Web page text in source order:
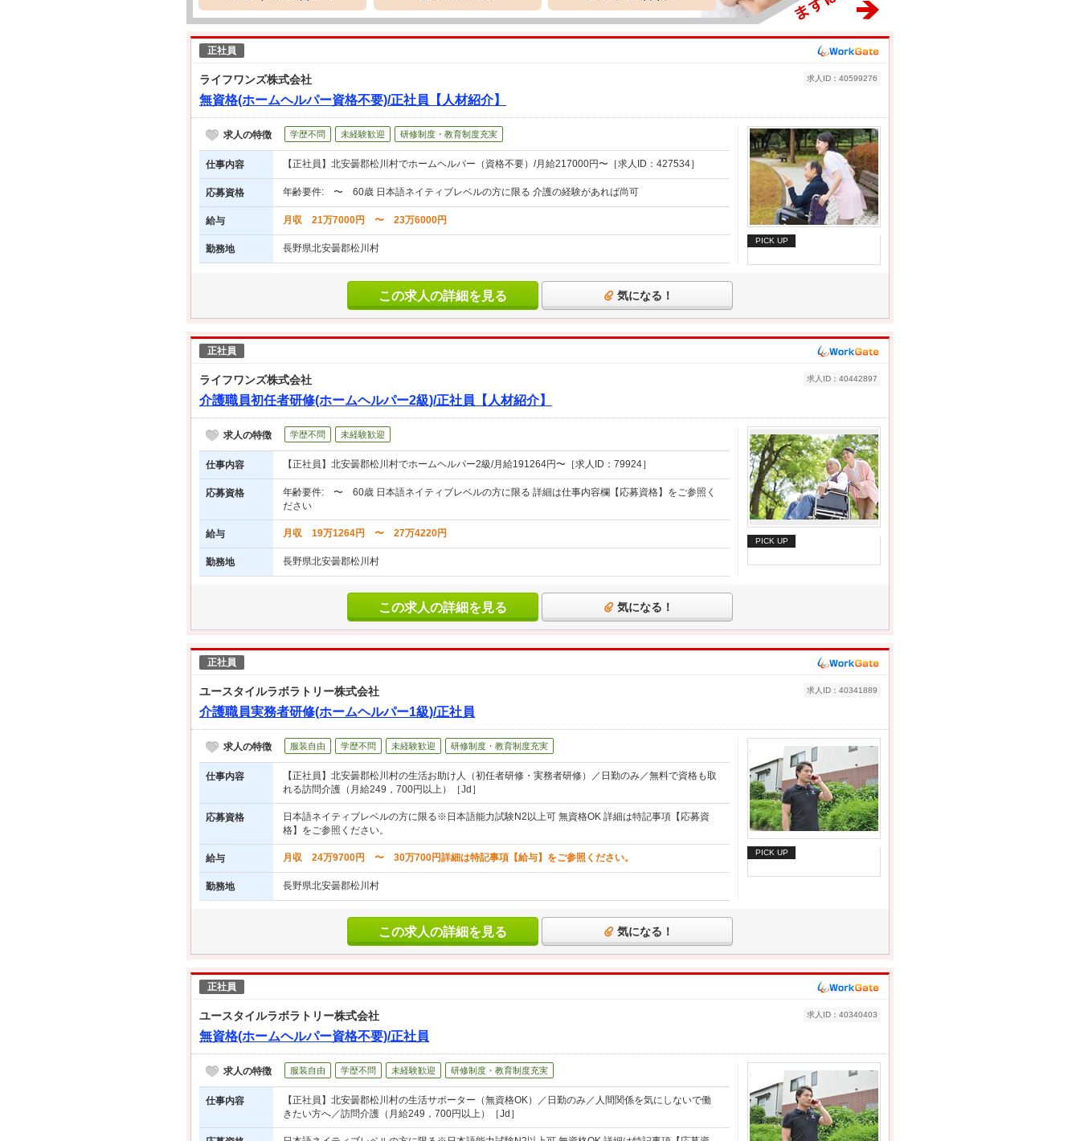
正社員
ライフワンズ株式会社
無資格(ホームヘルパー資格不要)/正社員【人材紹介】
求人ID：40599276
求人の特徴 学歴不問 未経験歓迎 研修制度・教育制度充実
仕事内容 【正社員】北安曇郡松川村でホームヘルパー（資格不要）/月給217000円〜［求人ID：427534］
応募資格 年齢要件: 〜 60歳 日本語ネイティブレベルの方に限る 介護の経験があれば尚可
給与 月収 21万7000円 〜 23万6000円
勤務地 長野県北安曇郡松川村
PICK UP
この求人の詳細を見る 気になる！
正社員
ライフワンズ株式会社
介護職員初任者研修(ホームヘルパー2級)/正社員【人材紹介】
求人ID：40442897
求人の特徴 学歴不問 未経験歓迎
仕事内容 【正社員】北安曇郡松川村でホームヘルパー2級/月給191264円〜［求人ID：79924］
応募資格
年齢要件: 〜 60歳 日本語ネイティブレベルの方に限る 詳細は仕事内容欄【応募資格】をご参照く
ださい
給与 月収 19万1264円 〜 27万4220円
勤務地 長野県北安曇郡松川村
PICK UP
この求人の詳細を見る 気になる！
正社員
ユースタイルラボラトリー株式会社
介護職員実務者研修(ホームヘルパー1級)/正社員
求人ID：40341889
求人の特徴 服装自由 学歴不問 未経験歓迎 研修制度・教育制度充実
仕事内容
【正社員】北安曇郡松川村の生活お助け人（初任者研修・実務者研修）／日勤のみ／無料で資格も取
れる訪問介護（月給249，700円以上）［Jd］
応募資格
日本語ネイティブレベルの方に限る※日本語能力試験N2以上可 無資格OK 詳細は特記事項【応募資
格】をご参照ください。
給与 月収 24万9700円 〜 30万700円詳細は特記事項【給与】をご参照ください。
勤務地 長野県北安曇郡松川村
PICK UP
この求人の詳細を見る 気になる！
正社員
ユースタイルラボラトリー株式会社
無資格(ホームヘルパー資格不要)/正社員
求人ID：40340403
求人の特徴 服装自由 学歴不問 未経験歓迎 研修制度・教育制度充実
仕事内容
【正社員】北安曇郡松川村の生活サポーター（無資格OK）／日勤のみ／人間関係を気にしないで働
きたい方へ／訪問介護（月給249，700円以上）［Jd］